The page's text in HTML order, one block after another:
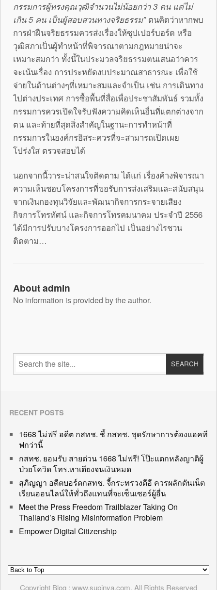
กรรมการผู้ทรงคุณวุฒิจำนวนไม่น้อยกว่า 3 คน แต่ไม่
เกิน 5 คน เป็นผู้สอบสวนทางจริยธรรม”ตนคิดว่าหากพบ
การฝ่าฝืนจริยธรรมควรส่งเรื่องให้ซุปเปอร์บอร์ด หรือ
วุฒิสภาเป็นผู้ทำหน้าที่พิจารณาตามกฎหมายน่าจะ
เหมาะสมกว่า ทั้งนี้ในประมวลจริยธรรมตนเสนอว่าควร
จะเน้นเรื่อง การประหยัดงบประมาณสาธารณะ เพื่อใช้
จ่ายในด้านต่างๆที่เหมาะสมและจำเป็น เช่น การเดินทาง
ไปต่างประเทศ การซื้อพื้นที่สื่อเพื่อประชาสัมพันธ์ รวมทั้ง
กรรมการควรเปิดใจรับฟังความคิดเห็นอื่นที่แตกต่างจาก
ตน และท้ายที่สุดสิ่งสำคัญในฐานะการทำหน้าที่
กรรมการในองค์กรอิสระควรที่จะสามารถเปิดเผย
โปร่งใส ตรวจสอบได้
นอกจากนี้วาระน่าสนใจติดตาม ได้แก่ เรื่องค้างพิจารณา
ความเห็นชอบโครงการที่ขอรับการส่งเสริมและสนับสนุน
จากเงินกองทุนวิจัยและพัฒนากิจการกระจายเสียง
กิจการโทรทัศน์ และกิจการโทรคมนาคม ประจำปี 2556
ได้มีการปรับบางโครงการออกไป เป็นอย่างไรชวน
ติดตาม…
About admin
No information is provided by the author.
RECENT POSTS
1668 ไม่ฟรี อดีต กสทช. ชี้ กสทช. ชุดรักษาการต้องแอคที
ฟกว่านี้
กสทช. ยอมรับ สายด่วน 1668 ไม่ฟรี! โป๊ะแตกหลังญาติผู้
ป่วยโควิด โทร.หาเตียงจนเงินหมด
สุภิญญา อดีตบอร์ดกสทช. จี้กระทรวงดีอี ควรผลักดันเน็ต
เรียนออนไลน์ให้ทั่วถึงแทนที่จะเซ็นเซอร์ผู้อื่น
Meet the Press Freedom Trailblazer Taking On
Thailand’s Rising Misinformation Problem
Empower Digital Citizenship
Copyright Blog : www.supinya.com. All Rights Reserved